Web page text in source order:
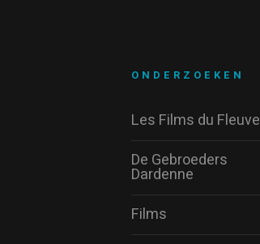
ONDERZOEKEN
Les Films du Fleuve
De Gebroeders
Dardenne
Films